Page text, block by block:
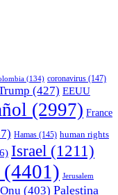
(134) coronavirus (147)
(427) EEUU
(2997) France
Hamas (145) human rights
Israel (1211)
(4401) Jerusalem
Onu (403) Palestina